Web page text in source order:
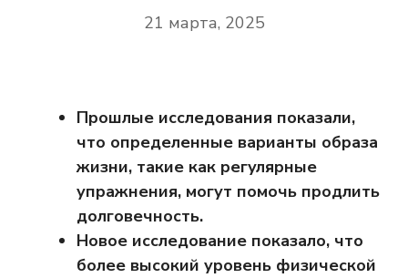
21 марта, 2025
Прошлые исследования показали,
что определенные варианты образа
жизни, такие как регулярные
упражнения, могут помочь продлить
долговечность.
Новое исследование показало, что
более высокий уровень физической